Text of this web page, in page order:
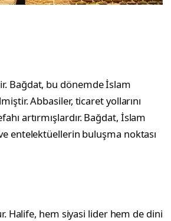
Bağdat, bu dönemde İslam
Abbasiler, ticaret yollarını
artırmışlardır. Bağdat, İslam
entelektüellerin buluşma noktası
Halife, hem siyasi lider hem de dini